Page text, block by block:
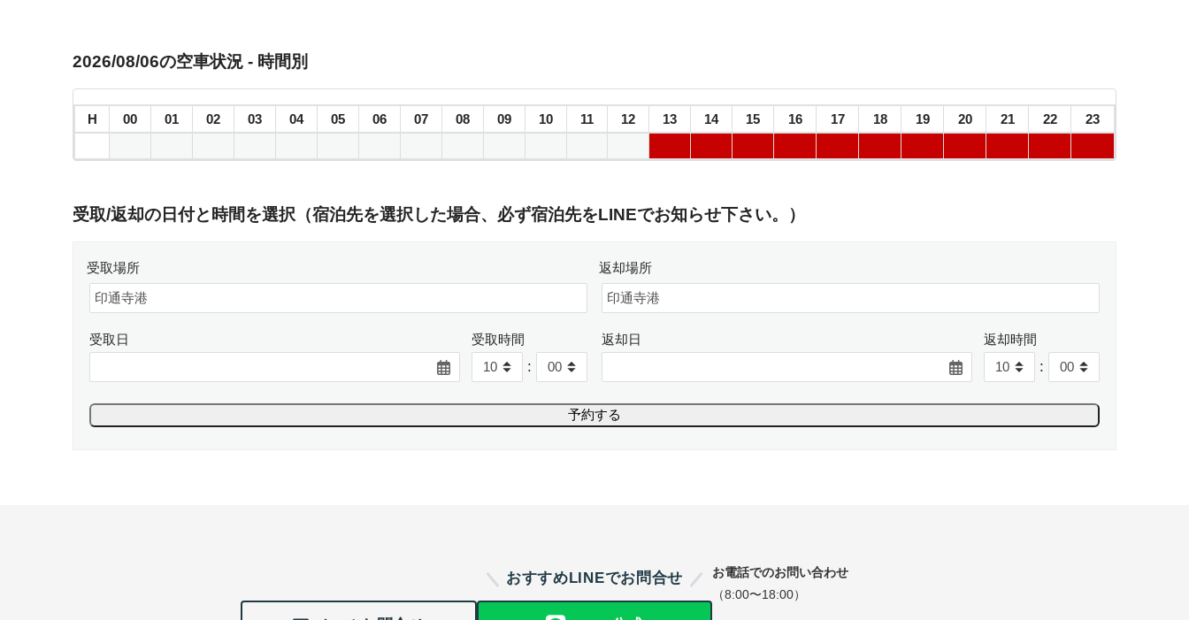
2026/08/06の空車状況 - 時間別
H 00 01 02 03 04 05 06 07 08 09 10 11 12 13 14 15 16 17 18 19 20 21 22 23
受取/返却の日付と時間を選択（宿泊先を選択した場合、必ず宿泊先をLINEでお知らせ下さい。）
受取場所 返却場所
受取日 受取時間
:
返却日 返却時間
:
おすすめLINEでお問合せ
お電話でのお問い合わせ
（8:00〜18:00）